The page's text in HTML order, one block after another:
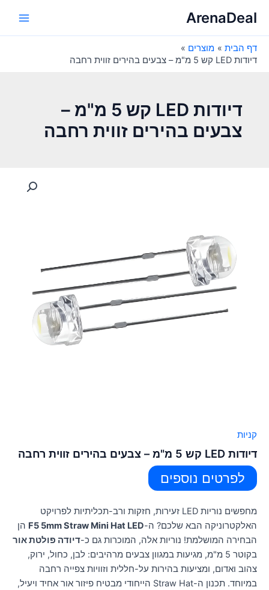
לתוכןArenaDeal
דף הבית
מוצרים
דיודות LED קש 5 מ"מ – צבעים בהירים זווית רחבה
דיודות LED קש 5 מ"מ –
צבעים בהירים זווית רחבה
קניות
דיודות LED קש 5 מ"מ – צבעים בהירים זווית רחבה
לפרטים נוספים
מחפשים נוריות LED זעירות, חזקות ורב-תכליתיות לפרויקט
האלקטרוניקה הבא שלכם? ה-F5 5mm Straw Mini Hat LED הן
הבחירה המושלמת! נוריות אלה, המוכרות גם כ-דיודה פולטת אור
בקוטר 5 מ"מ, מגיעות במגוון צבעים מרהיבים: לבן, כחול, ירוק,
צהוב ואדום, ומציעות בהירות על-חללית וזוויות צפייה רחבה
במיוחד. תכנון ה-Straw Hat הייחודי מבטיח פיזור אור אחיד ויעיל,